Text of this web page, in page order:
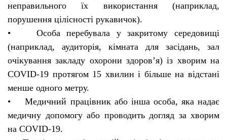
неправильного їх використання (наприклад,
порушення цілісності рукавичок).
• Особа перебувала у закритому середовищі
(наприклад, аудиторія, кімната для засідань, зал
очікування закладу охорони здоров’я) із хворим на
COVID-19 протягом 15 хвилин і більше на відстані
менше одного метру.
• Медичний працівник або інша особа, яка надає
медичну допомогу або проводить догляд за хворим
на COVID-19.